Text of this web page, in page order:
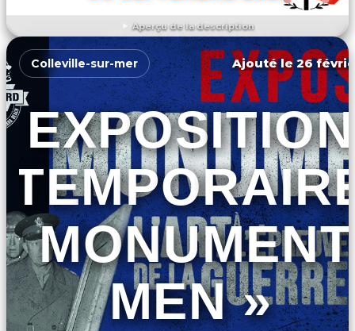
Aperçu de la description
DÉCOUVRIR L'ÉVÉNEMENT
Colleville-sur-mer Ajouté le 26
EXPOSITION
MEN »